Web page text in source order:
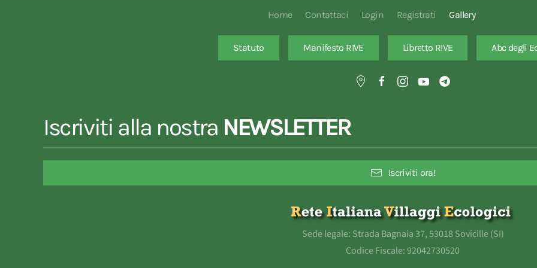
Home Contattaci Login Registrati Gallery
Statuto Manifesto RIVE Libretto RIVE Abc degli
Iscriviti alla nostra NEWSLETTER
Iscriviti ora!
Sede legale: Strada Bagnaia 37, 53018 Sovicille (SI)
Codice Fiscale: 92042730520